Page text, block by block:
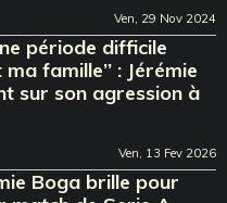
Ven, 29 Nov 2024
période difficile
famille’’ : Jérémie
sur son agression à
Ven, 13 Fev 2026
Boga brille pour